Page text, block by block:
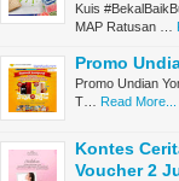
Kuis
MAP Ratusan …
Promo
Promo Undian
T… Read More...
Kontes
Voucher 2